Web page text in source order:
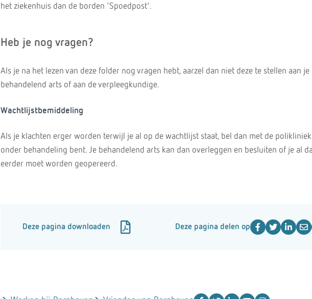
het ziekenhuis dan de borden 'Spoedpost'.
Heb je nog vragen?
Als je na het lezen van deze folder nog vragen hebt, aarzel dan niet deze te stellen aan je
behandelend arts of aan de verpleegkundige.
Wachtlijstbemiddeling
Als je klachten erger worden terwijl je al op de wachtlijst staat, bel dan met de
onder behandeling bent. Je behandelend arts kan dan overleggen en besluiten of je al
eerder moet worden geopereerd.
Deze pagina downloaden Deze pagina delen op